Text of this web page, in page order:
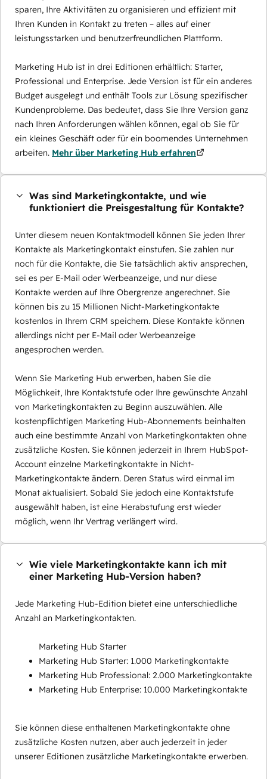
sparen, Ihre Aktivitäten zu organisieren und effizient mit
Ihren Kunden in Kontakt zu treten – alles auf einer
leistungsstarken und benutzerfreundlichen Plattform.
Marketing Hub ist in drei Editionen erhältlich: Starter,
Professional und Enterprise. Jede Version ist für ein anderes
Budget ausgelegt und enthält Tools zur Lösung spezifischer
Kundenprobleme. Das bedeutet, dass Sie Ihre Version ganz
nach Ihren Anforderungen wählen können, egal ob Sie für
ein kleines Geschäft oder für ein boomendes Unternehmen
arbeiten. Mehr über Marketing Hub erfahren
Was sind Marketingkontakte, und wie
funktioniert die Preisgestaltung für Kontakte?
Unter diesem neuen Kontaktmodell können Sie jeden Ihrer
Kontakte als Marketingkontakt einstufen. Sie zahlen nur
noch für die Kontakte, die Sie tatsächlich aktiv ansprechen,
sei es per E-Mail oder Werbeanzeige, und nur diese
Kontakte werden auf Ihre Obergrenze angerechnet. Sie
können bis zu 15 Millionen Nicht-Marketingkontakte
kostenlos in Ihrem CRM speichern. Diese Kontakte können
allerdings nicht per E-Mail oder Werbeanzeige
angesprochen werden.
Wenn Sie Marketing Hub erwerben, haben Sie die
Möglichkeit, Ihre Kontaktstufe oder Ihre gewünschte Anzahl
von Marketingkontakten zu Beginn auszuwählen. Alle
kostenpflichtigen Marketing Hub-Abonnements beinhalten
auch eine bestimmte Anzahl von Marketingkontakten ohne
zusätzliche Kosten. Sie können jederzeit in Ihrem HubSpot-
Account einzelne Marketingkontakte in Nicht-
Marketingkontakte ändern. Deren Status wird einmal im
Monat aktualisiert. Sobald Sie jedoch eine Kontaktstufe
ausgewählt haben, ist eine Herabstufung erst wieder
möglich, wenn Ihr Vertrag verlängert wird.
Wie viele Marketingkontakte kann ich mit
einer Marketing Hub-Version haben?
Jede Marketing Hub-Edition bietet eine unterschiedliche
Anzahl an Marketingkontakten.
Marketing Hub Starter
Marketing Hub Starter: 1.000 Marketingkontakte
Marketing Hub Professional: 2.000 Marketingkontakte
Marketing Hub Enterprise: 10.000 Marketingkontakte
Sie können diese enthaltenen Marketingkontakte ohne
zusätzliche Kosten nutzen, aber auch jederzeit in jeder
unserer Editionen zusätzliche Marketingkontakte erwerben.